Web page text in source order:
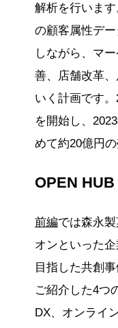
解析を行いま
の顧客属性デ
しながら、マ
善、店舗改革
いく計画です
を開始し、
めて約20億円
OPEN
前編では森永
オンといった
目指した共創
ご紹介した4つ
DX、オンライ